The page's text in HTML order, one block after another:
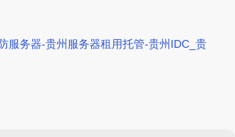
服务器-贵州服务器租用托管-贵州IDC_贵